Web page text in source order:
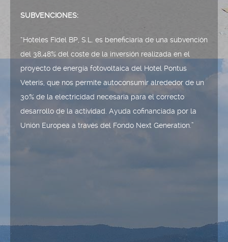
SUBVENCIONES:
“Hoteles Fidel BP, S.L. es beneficiaria de una subvención
del 38,48% del coste de la inversión realizada en el
proyecto de energía fotovoltaica del Hotel Pontus
Veteris, que nos permite autoconsumir alrededor de un
30% de la electricidad necesaria para el correcto
desarrollo de la actividad. Ayuda cofinanciada por la
Unión Europea a través del Fondo Next Generation.”